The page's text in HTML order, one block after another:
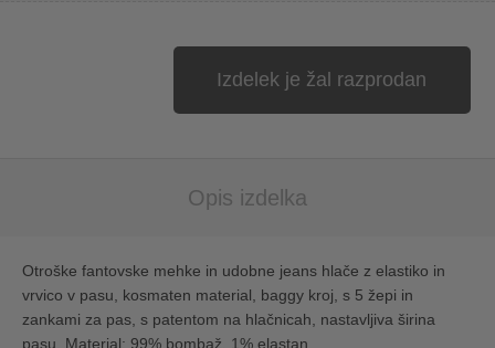
Izdelek je žal razprodan
Opis izdelka
Otroške fantovske mehke in udobne jeans hlače z elastiko in
vrvico v pasu, kosmaten material, baggy kroj, s 5 žepi in
zankami za pas, s patentom na hlačnicah, nastavljiva širina
pasu. Material: 99% bombaž, 1% elastan